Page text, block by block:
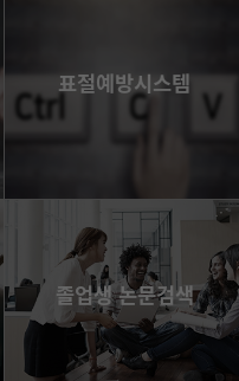
표절예방시스템
졸업생 논문검색